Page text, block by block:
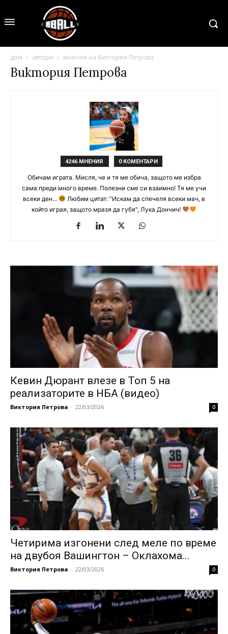
дом автори мнения на Виктория Петрова
Виктория Петрова
4246 МНЕНИЯ 0 КОМЕНТАРИ
Обичам играта. Мисля, че и тя ме обича, защото ме избра
сама преди много време. Полезни сме си взаимно! Тя ме учи
всеки ден...
Любим цитат: "Искам да спечеля всеки мач, в
който играя, защото мразя да губя", Лука Дончич!
Кевин Дюрант влезе в Топ 5 на
реализаторите в НБА (видео)
Виктория Петрова - 22/03/2026 0
Четирима изгонени след меле по време
на двубоя Вашингтон – Оклахома...
Виктория Петрова - 22/03/2026 0